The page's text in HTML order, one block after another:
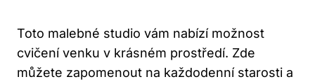
Toto malebné studio vám nabízí možnost
cvičení venku v krásném prostředí. Zde
můžete zapomenout na každodenní starosti a